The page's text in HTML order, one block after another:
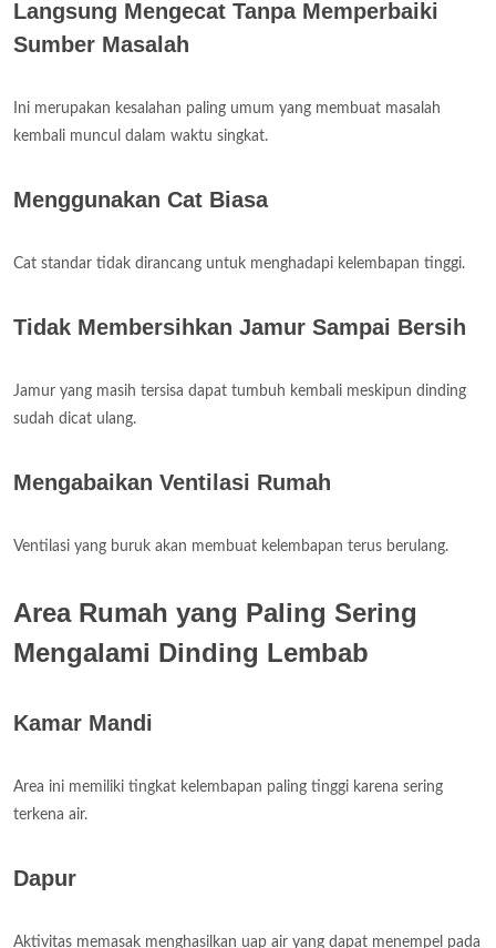
Langsung Mengecat Tanpa Memperbaiki
Sumber Masalah
Ini merupakan kesalahan paling umum yang membuat masalah
kembali muncul dalam waktu singkat.
Menggunakan Cat Biasa
Cat standar tidak dirancang untuk menghadapi kelembapan tinggi.
Tidak Membersihkan Jamur Sampai Bersih
Jamur yang masih tersisa dapat tumbuh kembali meskipun dinding
sudah dicat ulang.
Mengabaikan Ventilasi Rumah
Ventilasi yang buruk akan membuat kelembapan terus berulang.
Area Rumah yang Paling Sering
Mengalami Dinding Lembab
Kamar Mandi
Area ini memiliki tingkat kelembapan paling tinggi karena sering
terkena air.
Dapur
Aktivitas memasak menghasilkan uap air yang dapat menempel pada